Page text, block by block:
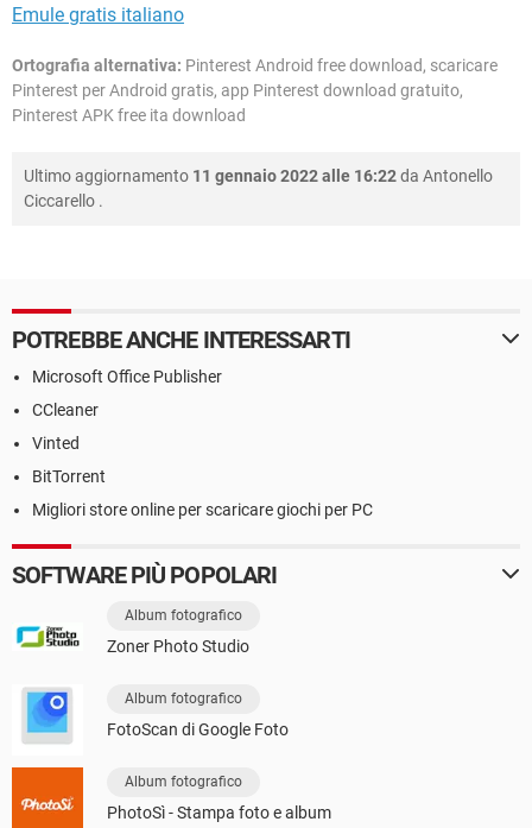
Emule gratis italiano
Ortografia alternativa: Pinterest Android free download, scaricare
Pinterest per Android gratis, app Pinterest download gratuito,
Pinterest APK free ita download
Ultimo aggiornamento 11 gennaio 2022 alle 16:22da Antonello
Ciccarello .
POTREBBE ANCHE INTERESSARTI
Microsoft Office Publisher
CCleaner
Vinted
BitTorrent
Migliori store online per scaricare giochi per PC
SOFTWARE PIÙ POPOLARI
Album fotografico
Zoner Photo Studio
Album fotografico
FotoScan di Google Foto
Album fotografico
PhotoSì - Stampa foto e album